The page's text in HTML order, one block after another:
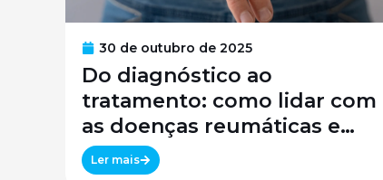
30 de outubro de 2025
Do diagnóstico ao
tratamento: como lidar com
as doenças reumáticas e
preservar a qualidade de vida
Ler mais